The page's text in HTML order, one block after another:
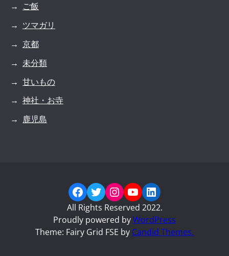
ご飯
ツマガリ
京都
未分類
甘いもの
神社・お寺
鹿児島
Facebook
Twitter
Instagram
YouTube
LinkedIn
All Rights Reserved 2022.
Proudly powered byWordPress
Theme: Fairy Grid FSE by Candid Themes.